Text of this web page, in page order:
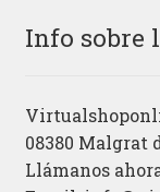
Info sobre
08380 Malgrat
Llámanos